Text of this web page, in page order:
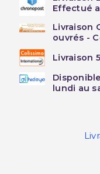
Effectué
Livraison
ouvrés -
Livraison
lundi au